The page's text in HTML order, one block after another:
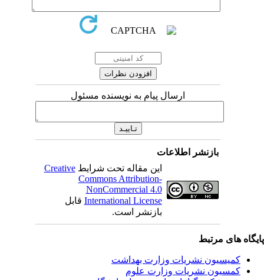
ارسال پیام به نویسنده مسئول
بازنشر اطلاعات
این مقاله تحت شرایط Creative
Commons Attribution-
NonCommercial 4.0
International Licenseقابل
بازنشر است.
های مرتبط
کمیسیون نشریات وزارت بهداشت
کمسیون نشریات وزارت علوم